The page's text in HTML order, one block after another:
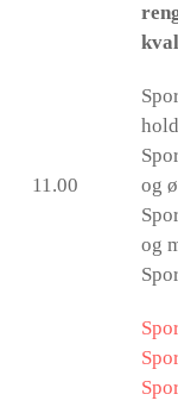
11.00
og
og